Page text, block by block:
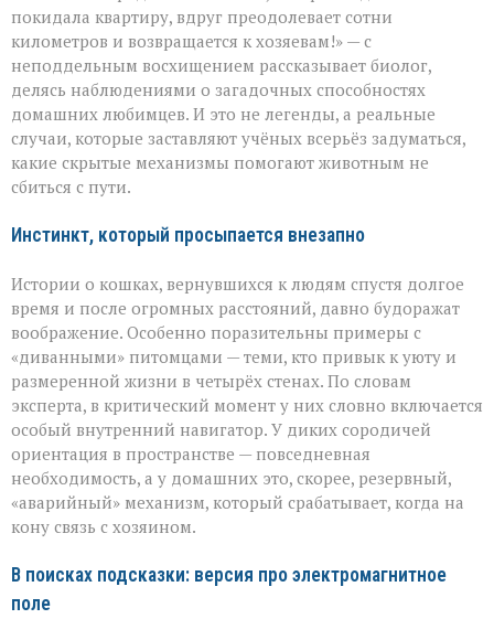
кошек:
питомцы
находят
дорогу
домой
покидала квартиру, вдруг преодолевает сотни
километров и возвращается к хозяевам!» — с
неподдельным восхищением рассказывает биолог,
делясь наблюдениями о загадочных способностях
домашних любимцев. И это не легенды, а реальные
случаи, которые заставляют учёных всерьёз задуматься,
какие скрытые механизмы помогают животным не
сбиться с пути.
Инстинкт, который просыпается внезапно
Истории о кошках, вернувшихся к людям спустя долгое
время и после огромных расстояний, давно будоражат
воображение. Особенно поразительны примеры с
«диванными» питомцами — теми, кто привык к уюту и
размеренной жизни в четырёх стенах. По словам
эксперта, в критический момент у них словно включается
особый внутренний навигатор. У диких сородичей
ориентация в пространстве — повседневная
необходимость, а у домашних это, скорее, резервный,
«аварийный» механизм, который срабатывает, когда на
кону связь с хозяином.
В поисках подсказки: версия про электромагнитное
поле